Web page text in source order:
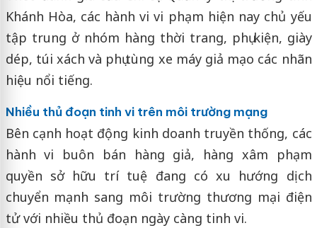
Khánh Hòa, các hành vi vi phạm hiện nay chủ yếu
tập trung ở nhóm hàng thời trang, phụ kiện, giày
dép, túi xách và phụ tùng xe máy giả mạo các nhãn
hiệu nổi tiếng.
Nhiều thủ đoạn tinh vi trên môi trường mạng
Bên cạnh hoạt động kinh doanh truyền thống, các
hành vi buôn bán hàng giả, hàng xâm phạm
quyền sở hữu trí tuệ đang có xu hướng dịch
chuyển mạnh sang môi trường thương mại điện
tử với nhiều thủ đoạn ngày càng tinh vi.